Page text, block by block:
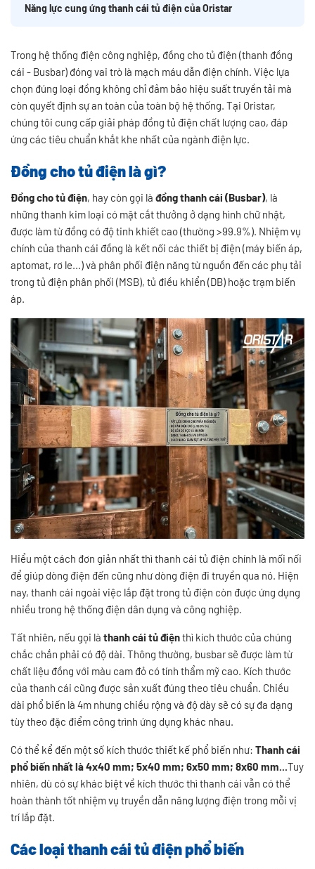
Năng lực cung ứng thanh cái tủ điện của Oristar
Trong hệ thống điện công nghiệp, đồng cho tủ điện (thanh đồng
cái - Busbar) đóng vai trò là mạch máu dẫn điện chính. Việc lựa
chọn đúng loại đồng không chỉ đảm bảo hiệu suất truyền tải mà
còn quyết định sự an toàn của toàn bộ hệ thống. Tại Oristar,
chúng tôi cung cấp giải pháp đồng tủ điện chất lượng cao, đáp
ứng các tiêu chuẩn khắt khe nhất của ngành điện lực.
Đồng cho tủ điện là gì?
Đồng cho tủ điện, hay còn gọi là đồng thanh cái (Busbar), là
những thanh kim loại có mặt cắt thưởng ở dạng hình chữ nhật,
được làm từ đồng có độ tinh khiết cao (thường >99.9%). Nhiệm vụ
chính của thanh cái đồng là kết nối các thiết bị điện (máy biến áp,
aptomat, rơ le...) và phân phối điện năng từ nguồn đến các phụ tải
trong tủ điện phân phối (MSB), tủ điều khiển (DB) hoặc trạm biến
áp.
Hiểu một cách đơn giản nhất thì thanh cái tủ điện chính là mối nối
để giúp dòng điện đến cũng như dòng điện đi truyền qua nó. Hiện
nay, thanh cái ngoài việc lắp đặt trong tủ điện còn được ứng dụng
nhiều trong hệ thống điện dân dụng và công nghiệp.
Tất nhiên, nếu gọi là thanh cái tủ điệnthì kích thước của chúng
chắc chắn phải có độ dài. Thông thường, busbar sẽ được làm từ
chất liệu đồng với màu cam đỏ có tính thẩm mỹ cao. Kích thước
của thanh cái cũng được sản xuất đúng theo tiêu chuẩn. Chiều
dài phổ biến là 4m nhưng chiều rộng và độ dày sẽ có sự đa dạng
tùy theo đặc điểm công trình ứng dụng khác nhau.
Có thể kể đến một số kích thước thiết kế phổ biến như: Thanh cái
phổ biến nhất là 4x40 mm; 5x40 mm; 6x50 mm; 8x60 mm... Tuy
nhiên, dù có sự khác biệt về kích thước thì thanh cái vẫn có thể
hoàn thành tốt nhiệm vụ truyền dẫn năng lượng điện trong mỗi vị
trí lắp đặt.
Các loại thanh cái tủ điện phổ biến